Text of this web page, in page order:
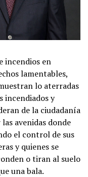
incendios en
lamentables,
lo aterradas
incendiados y
de la ciudadanía
avenidas donde
el control de sus
y quienes se
o tiran al suelo
una bala.